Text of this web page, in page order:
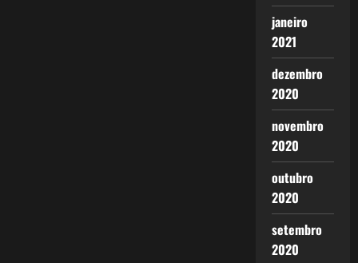
janeiro
2021
dezembro
2020
novembro
2020
outubro
2020
setembro
2020